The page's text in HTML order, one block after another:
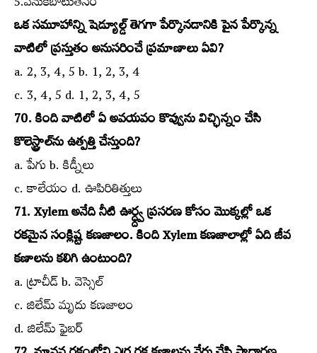
ఒక సమూహాన్ని షెడ్యూల్డ్‌ తెగగా పేర్కొనడానికి పైన పేర్కొన్న
వాటిలో ప్రస్తుతం అనుసరించే ప్రమాణాలు ఏవి?
a. 2, 3, 4, 5 b. 1, 2, 3, 4
c. 3, 4, 5 d. 1, 2, 3, 4, 5
70. కింది వాటిలో ఏ అవయవం కొవ్వును విచ్ఛిన్నం చేసి
కొలెస్ట్రాల్‌ను ఉత్పత్తి చేస్తుంది?
a. పేగు b. కిడ్నీలు
c. కాలేయం d. ఊపిరితిత్తులు
71. Xylem అనేది నీటి ఊర్ధ్ద్వ ప్రసరణ కోసం మొక్కల్లో ఒక
రకమైన సంక్లిష్ట కణజాలం. కింది Xylem కణజాలాల్లో ఏది జీవ
కణాలను కలిగి ఉంటుంది?
a. ట్రాచీడ్‌ b. వెస్సెల్‌
c. జిలేమ్‌ మృదు కణజాలం
d. జిలేమ్‌ ఫైబర్‌